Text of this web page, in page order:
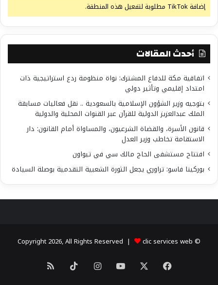
إضافة TikTok مطلوبة لتفعيل هذه المنطقة.
أحدث المقالات
اتفاقية مكة للدفاع المشترك: نواة منظومة ردع استراتيجية ذات
امتداد إقليمي وتأثير دولي
بتوجيه وزير الشؤون الإسلامية بالسعودية .. نقل فعاليات مسابقة
الملك عبدالعزيز الدولية للقرآن عبر القنوات المحلية والدولية
قانون الأسرة، والقضاة الشرعيون، والمساواة أمام القانون: دار
الاستقامة تخاطب وزير العدل
افتتاح مستشفى الحاج مالك سي في تيواون
بوركينا فاسو: تراوري يجعل الثورة الشعبية التقدمية بوصلة السيادة
© Copyright 2026, All Rights Reserved |
clic services web
فيسبوك يوتيوبانستقرام ‫TikTokملخص